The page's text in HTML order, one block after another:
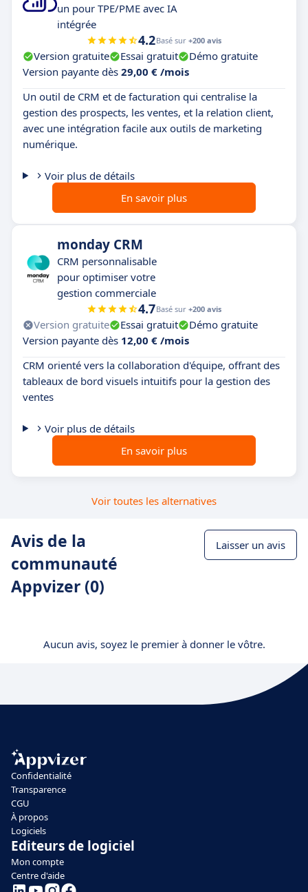
un pour TPE/PME avec IA
intégrée
4.2Basé sur +200 avis
Version gratuite Essai gratuit
Démo gratuite
Version payante dès 29,00 € /mois
Un outil de CRM et de facturation qui centralise la
gestion des prospects, les ventes, et la relation client,
avec une intégration facile aux outils de marketing
numérique.
Voir plus de détails
En savoir plus
monday CRM
CRM personnalisable
pour optimiser votre
gestion commerciale
4.7Basé sur +200 avis
Version gratuite Essai gratuit
Démo gratuite
Version payante dès 12,00 € /mois
CRM orienté vers la collaboration d'équipe, offrant des
tableaux de bord visuels intuitifs pour la gestion des
ventes
Voir plus de détails
En savoir plus
Voir toutes les alternatives
Avis de la
communauté
Appvizer (0)
Laisser un avis
Aucun avis, soyez le premier à donner le vôtre.
Confidentialité
Transparence
CGU
À propos
Logiciels
Editeurs de logiciel
Mon compte
Centre d'aide